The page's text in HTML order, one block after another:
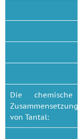
Die chemische
Zusammensetzung
von Tantal: